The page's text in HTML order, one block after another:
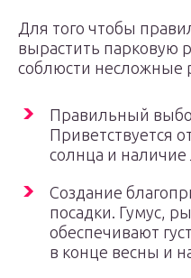
Для того чтобы
вырастить парковую
соблюсти несложные
Правильный
Приветствуется
солнца и наличие
Создание
посадки. Гумус,
обеспечивают
в конце весны и